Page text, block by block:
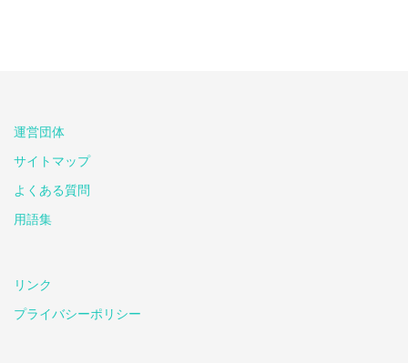
運営団体
サイトマップ
よくある質問
用語集
リンク
プライバシーポリシー